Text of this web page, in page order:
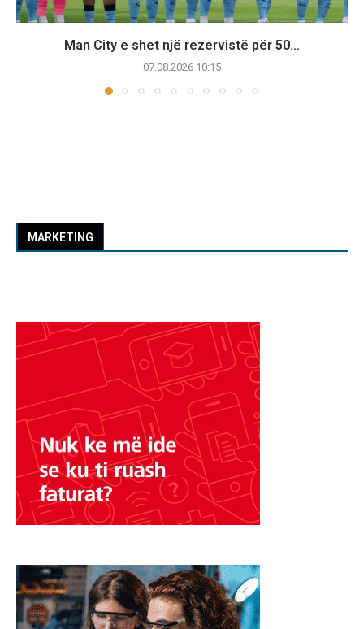
Man City e shet një rezervistë për 50...
07.08.2026 10:15
MARKETING